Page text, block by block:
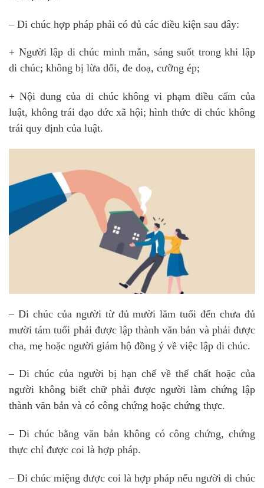
– Di chúc hợp pháp phải có đủ các điều kiện sau đây:
+ Người lập di chúc minh mẫn, sáng suốt trong khi lập
di chúc; không bị lừa dối, đe doạ, cưỡng ép;
+ Nội dung của di chúc không vi phạm điều cấm của
luật, không trái đạo đức xã hội; hình thức di chúc không
trái quy định của luật.
– Di chúc của người từ đủ mười lăm tuổi đến chưa đủ
mười tám tuổi phải được lập thành văn bản và phải được
cha, mẹ hoặc người giám hộ đồng ý về việc lập di chúc.
– Di chúc của người bị hạn chế về thể chất hoặc của
người không biết chữ phải được người làm chứng lập
thành văn bản và có công chứng hoặc chứng thực.
– Di chúc bằng văn bản không có công chứng, chứng
thực chỉ được coi là hợp pháp.
– Di chúc miệng được coi là hợp pháp nếu người di chúc